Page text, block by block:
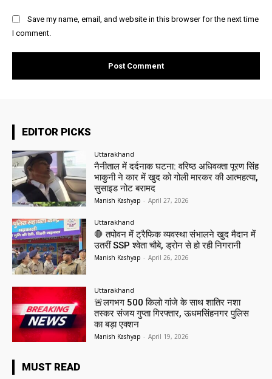
Save my name, email, and website in this browser for the next time
I comment.
EDITOR PICKS
Uttarakhand
नैनीताल में दर्दनाक घटना: वरिष्ठ अधिवक्ता पूरण सिंह
भाकुनी ने कार में खुद को गोली मारकर की आत्महत्या,
सुसाइड नोट बरामद
Manish Kashyap - April 27, 2026
Uttarakhand
🛑 तपोवन में ट्रैफिक व्यवस्था संभालने खुद मैदान में
उतरीं SSP श्वेता चौबे, ड्रोन से हो रही निगरानी
Manish Kashyap - April 26, 2026
Uttarakhand
🚨लगभग 500 किलो गांजे के साथ शातिर नशा
तस्कर संजय गुप्ता गिरफ्तार, ऊधमसिंहनगर पुलिस
का बड़ा एक्शन
Manish Kashyap - April 19, 2026
MUST READ